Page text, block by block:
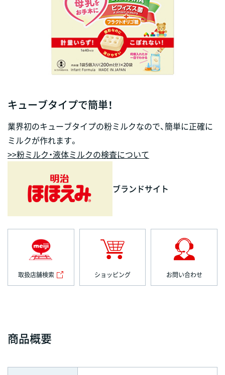
キューブタイプで簡単！
業界初のキューブタイプの粉ミルクなので、簡単に正確に
ミルクが作れます。
>>粉ミルク・液体ミルクの検査について
ブランドサイト
取扱店舗検索 ショッピング お問い合わせ
商品概要